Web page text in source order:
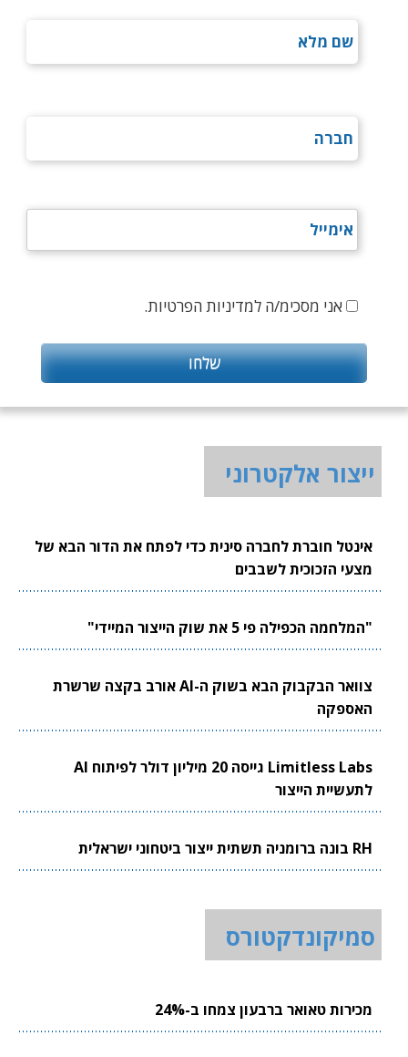
אני מסכימ/ה למדיניות הפרטיות.
ייצור אלקטרוני
אינטל חוברת לחברה סינית כדי לפתח את הדור הבא של
מצעי הזכוכית לשבבים
"המלחמה הכפילה פי 5 את שוק הייצור המיידי"
צוואר הבקבוק הבא בשוק ה-AI אורב בקצה שרשרת
האספקה
Limitless Labs גייסה 20 מיליון דולר לפיתוח AI
לתעשיית הייצור
RH בונה ברומניה תשתית ייצור ביטחוני ישראלית
סמיקונדקטורס
מכירות טאואר ברבעון צמחו ב-24%